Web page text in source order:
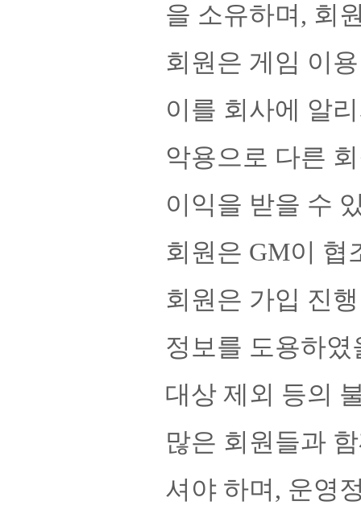
을 소유하며, 회
회원은 게임 이
이를 회사에 알
악용으로 다른
이익을 받을 수
회원은 GM이 협
회원은 가입 진
정보를 도용하
대상 제외 등의
많은 회원들과
셔야 하며, 운영